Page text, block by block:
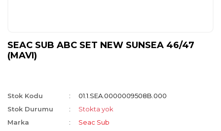
SEAC SUB ABC SET NEW SUNSEA 46/47
(MAVI)
Stok Kodu
01.1.SEA.0000009508B.000
Stok Durumu
Stokta yok
Marka
Seac Sub